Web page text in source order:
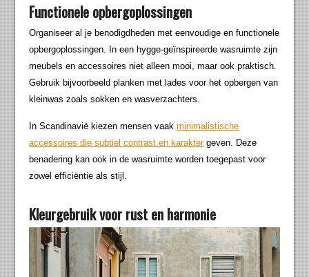
Functionele opbergoplossingen
Organiseer al je benodigdheden met eenvoudige en functionele
opbergoplossingen. In een hygge-geïnspireerde wasruimte zijn
meubels en accessoires niet alleen mooi, maar ook praktisch.
Gebruik bijvoorbeeld planken met lades voor het opbergen van
kleinwas zoals sokken en wasverzachters.
In Scandinavië kiezen mensen vaakminimalistische
accessoires die subtiel contrast en karaktergeven. Deze
benadering kan ook in de wasruimte worden toegepast voor
zowel efficiëntie als stijl.
Kleurgebruik voor rust en harmonie